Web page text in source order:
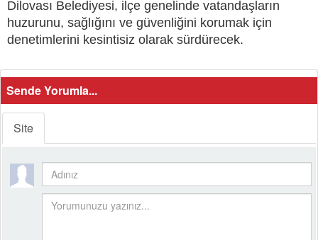
Dilovası Belediyesi, ilçe genelinde vatandaşların
huzurunu, sağlığını ve güvenliğini korumak için
denetimlerini kesintisiz olarak sürdürecek.
Sende Yorumla...
Site